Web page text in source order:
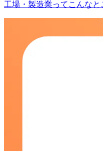
工場・製造業ってこんなと